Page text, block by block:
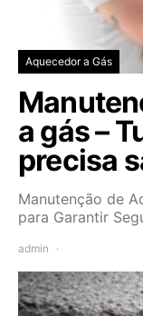
Aquecedor a Gás
a gás –
precisa
Manutenção de
para Garantir
admin